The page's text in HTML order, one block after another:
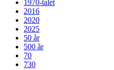
1970-talet
2016
2020
2025
50 år
500 år
70
730